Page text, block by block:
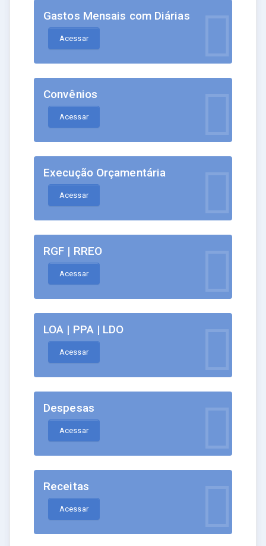
Gastos Mensais com Diárias
Acessar
Convênios
Acessar
Execução Orçamentária
Acessar
RGF | RREO
Acessar
LOA | PPA | LDO
Acessar
Despesas
Acessar
Receitas
Acessar